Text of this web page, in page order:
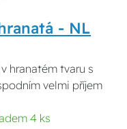
- NL
hranatém tvaru s
velmi příjem
4 ks